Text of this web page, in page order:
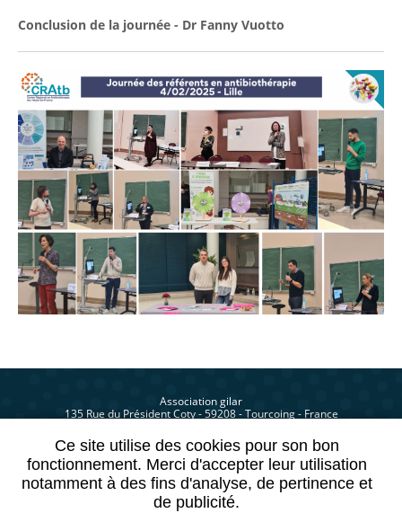
Conclusion de la journée - Dr Fanny Vuotto
Association gilar
135 Rue du Président Coty - 59208 - Tourcoing - France
Site réalisé avec le soutien
de l'ARS Hauts-de-France
Ce site utilise des cookies pour son bon
fonctionnement. Merci d'accepter leur utilisation
notamment à des fins d'analyse, de pertinence et
de publicité.